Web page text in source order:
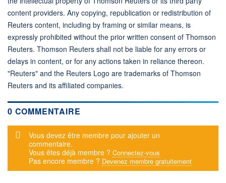
content providers. Any copying, republication or redistribution of
Reuters content, including by framing or similar means, is
expressly prohibited without the prior written consent of Thomson
Reuters. Thomson Reuters shall not be liable for any errors or
delays in content, or for any actions taken in reliance thereon.
"Reuters" and the Reuters Logo are trademarks of Thomson
Reuters and its affiliated companies.
0 COMMENTAIRE
Message d'alerte
Vous devez être membre pour ajouter un
commentaire.
Vous êtes déjà membre ? Connectez-vous
Pas encore membre ? Devenez membre gratuitement